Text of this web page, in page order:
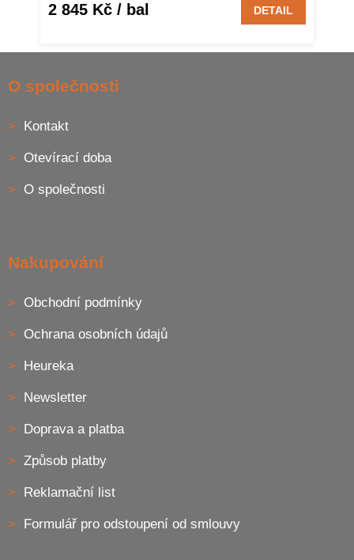
2 845 Kč / bal DETAIL
O společnosti
Kontakt
Otevírací doba
O společnosti
Nakupování
Obchodní podmínky
Ochrana osobních údajů
Heureka
Newsletter
Doprava a platba
Způsob platby
Reklamační list
Formulář pro odstoupení od smlouvy